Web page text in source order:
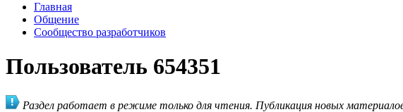
Главная
Общение
Сообщество разработчиков
Пользователь 654351
Раздел работает в режиме только для чтения. Публикация новых